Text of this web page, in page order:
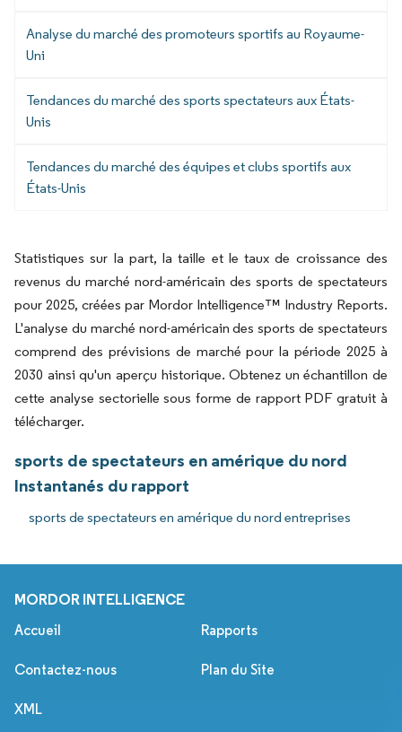
Analyse du marché des promoteurs sportifs au Royaume-
Uni
Tendances du marché des sports spectateurs aux États-
Unis
Tendances du marché des équipes et clubs sportifs aux
États-Unis
Statistiques sur la part, la taille et le taux de croissance des
revenus du marché nord-américain des sports de spectateurs
pour 2025, créées par Mordor Intelligence™ Industry Reports.
L'analyse du marché nord-américain des sports de spectateurs
comprend des prévisions de marché pour la période 2025 à
2030 ainsi qu'un aperçu historique. Obtenez un échantillon de
cette analyse sectorielle sous forme de rapport PDF gratuit à
télécharger.
sports de spectateurs en amérique du nord
Instantanés du rapport
sports de spectateurs en amérique du nord entreprises
MORDOR INTELLIGENCE
Accueil Rapports
Contactez-nous Plan du Site
XML